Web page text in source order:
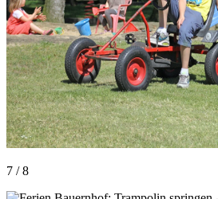
7 / 8